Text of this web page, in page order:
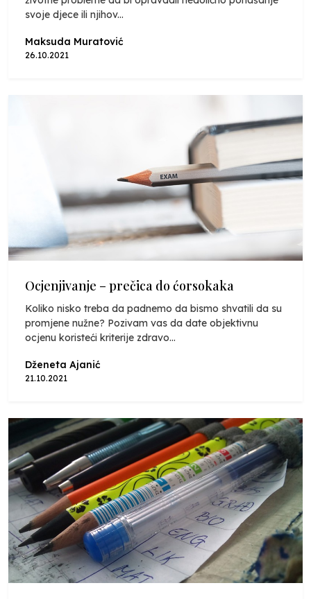
svoje djece ili njihov...
Maksuda Muratović
26.10.2021
Ocjenjivanje – prečica do ćorsokaka
Koliko nisko treba da padnemo da bismo shvatili da su
promjene nužne? Pozivam vas da date objektivnu
ocjenu koristeći kriterije zdravo...
Dženeta Ajanić
21.10.2021